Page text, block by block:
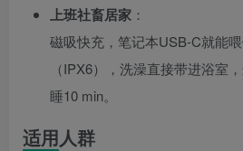
上班社畜居家 ：
磁吸快充，笔记本USB-C就能
（IPX6），洗澡直接带进浴室
睡10 min。
适用人群